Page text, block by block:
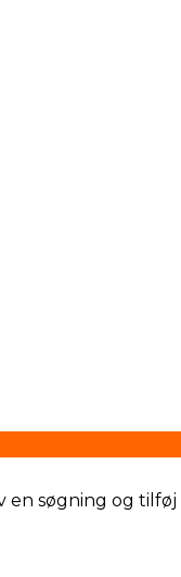
søgning og